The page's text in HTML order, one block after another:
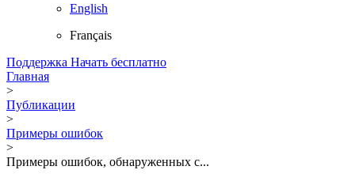
English
Français
Поддержка Начать бесплатно
Главная
>
Публикации
>
Примеры ошибок
>
Примеры ошибок, обнаруженных с...